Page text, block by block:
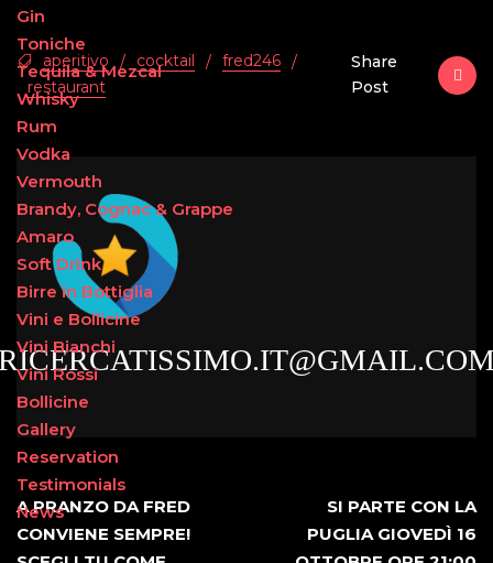
Gin
Toniche
Tequila & Mezcal
Whisky
Rum
Vodka
Vermouth
Brandy, Cognac & Grappe
Amaro
Soft Drink
Birre in Bottiglia
Vini e Bollicine
Vini Bianchi
Vini Rossi
Bollicine
Gallery
Reservation
Testimonials
News
aperitivo / cocktail / fred246 /
restaurant
Share
Post
A PRANZO DA FRED
CONVIENE SEMPRE!
SI PARTE CON LA
PUGLIA GIOVEDÌ 16